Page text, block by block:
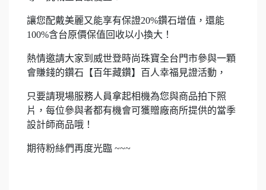
讓您配戴美麗又能享有保證20%鑽石增值，還能
100%含台原價保值回收以小換大！
熱情邀請大家到威世登時尚珠寶全台門市參與一顆
會賺錢的鑽石【百年藏鑽】百人幸福見證活動，
只要請現場服務人員拿起相機為您與商品拍下照
片，每位參與者都有機會可獲贈廠商所提供的當季
設計師商品哦！
期待粉絲們再度光臨 ~~~